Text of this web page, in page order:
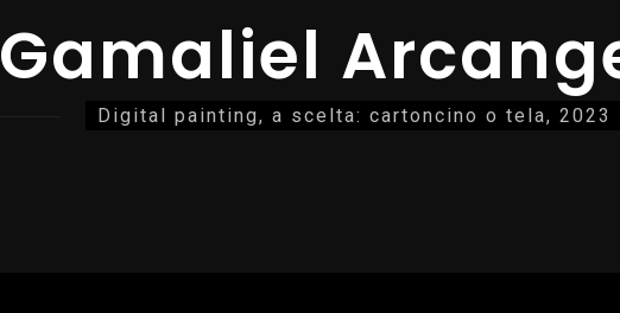
Gamaliel
Digital painting, a scelta: cartoncino o tela, 2023